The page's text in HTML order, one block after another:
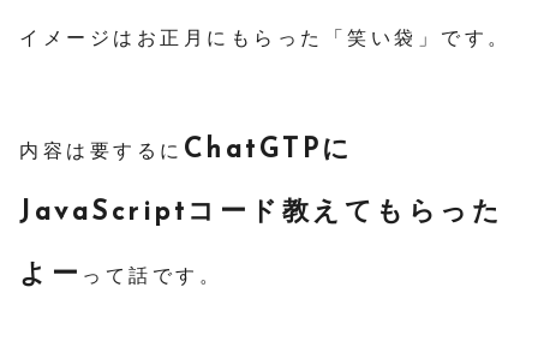
イメージはお正月にもらった「笑い袋」です。
内容は要するに ChatGTPに
JavaScriptコード教えてもらった
よー って話です。